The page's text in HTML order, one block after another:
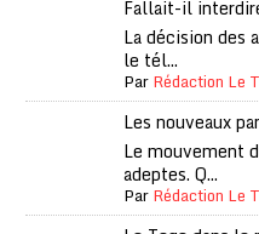
Fallait-il
La décision des
le tél...
ParRédaction Le
Les nouveaux
Le mouvement
adeptes. Q...
ParRédaction Le